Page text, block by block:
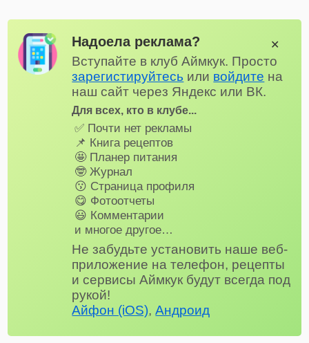
Надоела реклама?
Вступайте в клуб Аймкук. Просто
зарегистируйтесь или войдите на
наш сайт через Яндекс или ВК.
Для всех, кто в клубе...
✅ Почти нет рекламы
📌 Книга рецептов
🤩 Планер питания
🤓 Журнал
😗 Страница профиля
😋 Фотоотчеты
😃 Комментарии
и многое другое…
Не забудьте установить наше веб-
приложение на телефон, рецепты
и сервисы Аймкук будут всегда под
рукой!
Айфон (iOS),Андроид
✕